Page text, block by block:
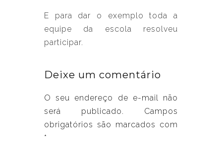
E para dar o exemplo toda a
equipe da escola resolveu
participar.
Deixe um comentário
O seu endereço de e-mail não
será publicado.
Campos
obrigatórios são marcados com
*